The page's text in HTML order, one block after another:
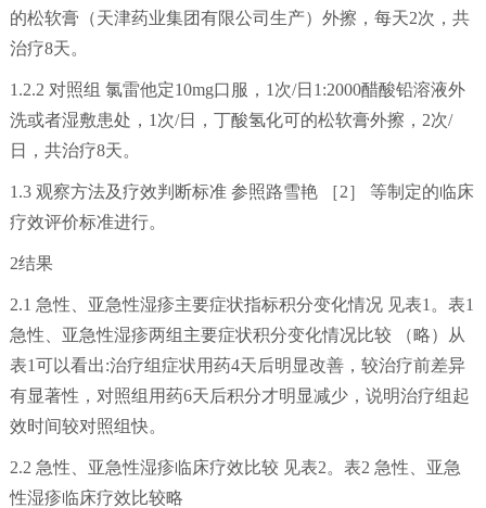
的松软膏（天津药业集团有限公司生产）外擦，每天2次，共
治疗8天。
1.2.2 对照组 氯雷他定10mg口服，1次/日1:2000醋酸铅溶液外
洗或者湿敷患处，1次/日，丁酸氢化可的松软膏外擦，2次/
日，共治疗8天。
1.3 观察方法及疗效判断标准 参照路雪艳 ［2］ 等制定的临床
疗效评价标准进行。
2结果
2.1 急性、亚急性湿疹主要症状指标积分变化情况 见表1。表1
急性、亚急性湿疹两组主要症状积分变化情况比较 （略）从
表1可以看出:治疗组症状用药4天后明显改善，较治疗前差异
有显著性，对照组用药6天后积分才明显减少，说明治疗组起
效时间较对照组快。
2.2 急性、亚急性湿疹临床疗效比较 见表2。表2 急性、亚急
性湿疹临床疗效比较略